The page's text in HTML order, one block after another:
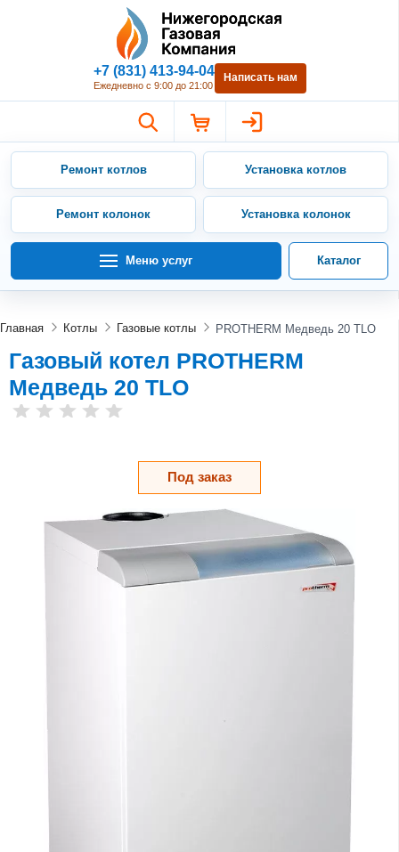
Нижегородская Газовая
+7 (831) 413-94-04
Ежедневно с 9:00 до 21:00
Написать нам
Ремонт котлов Установка котлов
Ремонт колонок Установка колонок
Меню услуг Каталог
Главная Котлы Газовые котлы PROTHERM Медведь 20 TLO
Газовый котел PROTHERM
Медведь 20 TLO
Под заказ